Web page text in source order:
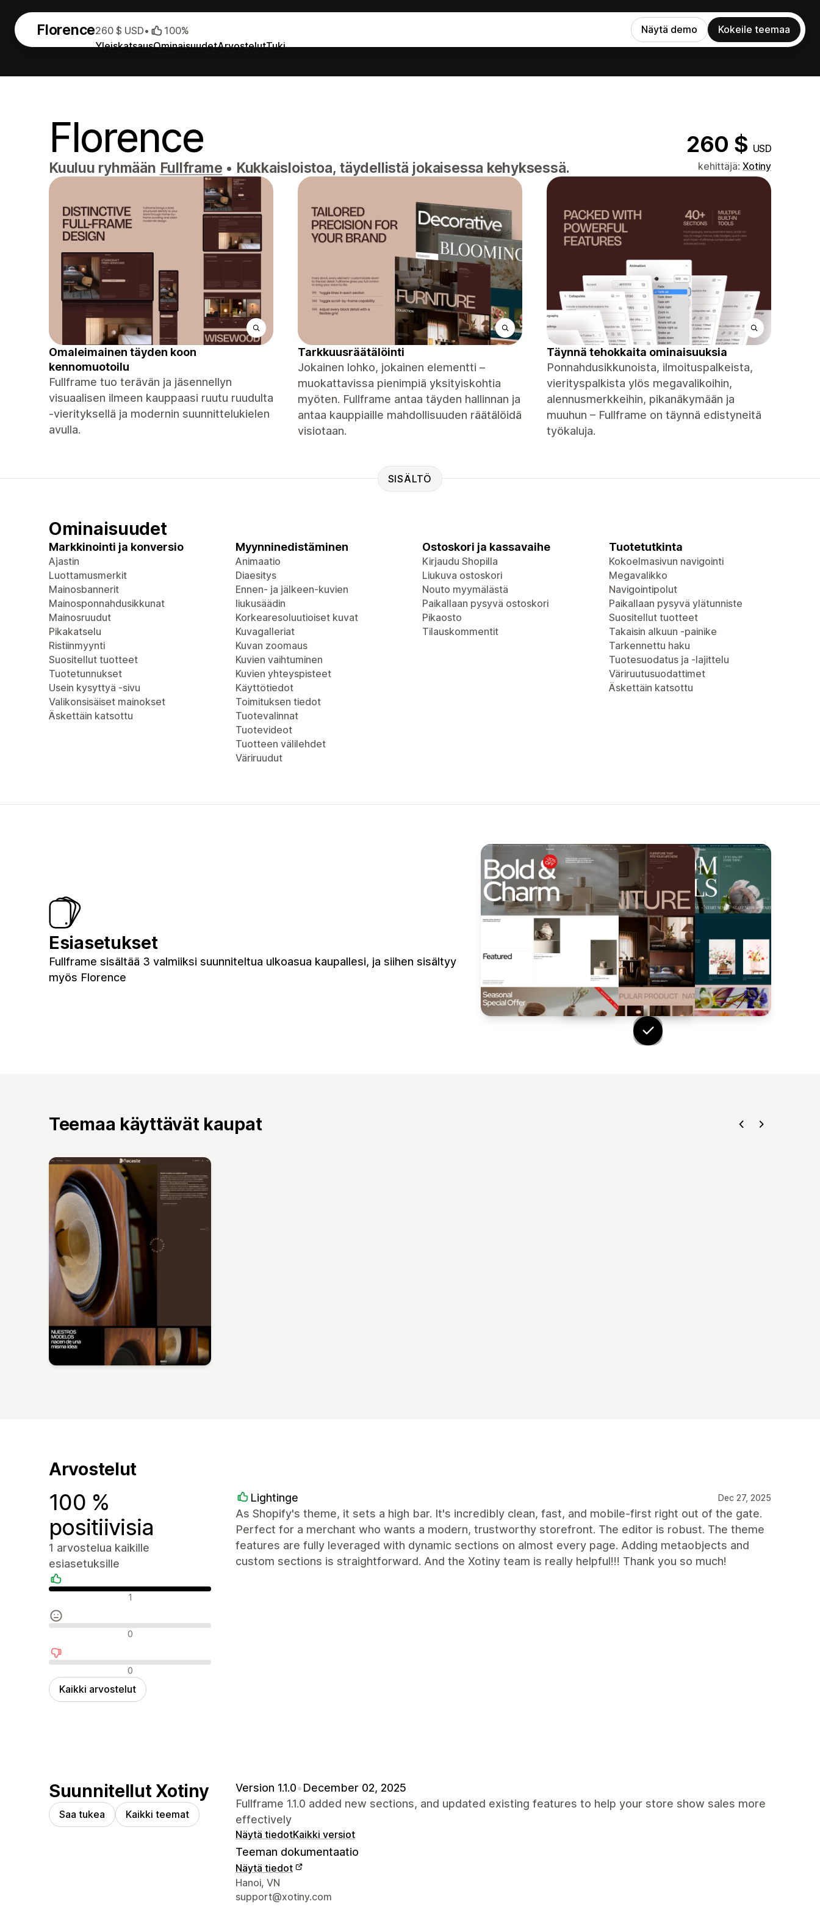
Florence
YleiskatsausOminaisuudetArvostelutTuki
260 $ USD• 100% Näytä demo Kokeile teemaa
Florence 260 $ USD
Kuuluu ryhmään Fullframe • Kukkaisloistoa, täydellistä jokaisessa kehyksessä. kehittäjä: Xotiny
Omaleimainen täyden koon
kennomuotoilu
Fullframe tuo terävän ja jäsennellyn
visuaalisen ilmeen kauppaasi ruutu ruudulta
-vierityksellä ja modernin suunnittelukielen
avulla.
Tarkkuusräätälöinti
Jokainen lohko, jokainen elementti –
muokattavissa pienimpiä yksityiskohtia
myöten. Fullframe antaa täyden hallinnan ja
antaa kauppiaille mahdollisuuden räätälöidä
visiotaan.
Täynnä tehokkaita ominaisuuksia
Ponnahdusikkunoista, ilmoituspalkeista,
vierityspalkista ylös megavalikoihin,
alennusmerkkeihin, pikanäkymään ja
muuhun – Fullframe on täynnä edistyneitä
työkaluja.
SISÄLTÖ
Ominaisuudet
Markkinointi ja konversio
Ajastin
Luottamusmerkit
Mainosbannerit
Mainosponnahdusikkunat
Mainosruudut
Pikakatselu
Ristiinmyynti
Suositellut tuotteet
Tuotetunnukset
Usein kysyttyä -sivu
Valikonsisäiset mainokset
Äskettäin katsottu
Myynninedistäminen
Animaatio
Diaesitys
Ennen- ja jälkeen-kuvien
liukusäädin
Korkearesoluutioiset kuvat
Kuvagalleriat
Kuvan zoomaus
Kuvien vaihtuminen
Kuvien yhteyspisteet
Käyttötiedot
Toimituksen tiedot
Tuotevalinnat
Tuotevideot
Tuotteen välilehdet
Väriruudut
Ostoskori ja kassavaihe
Kirjaudu Shopilla
Liukuva ostoskori
Nouto myymälästä
Paikallaan pysyvä ostoskori
Pikaosto
Tilauskommentit
Tuotetutkinta
Kokoelmasivun navigointi
Megavalikko
Navigointipolut
Paikallaan pysyvä ylätunniste
Suositellut tuotteet
Takaisin alkuun -painike
Tarkennettu haku
Tuotesuodatus ja -lajittelu
Väriruutusuodattimet
Äskettäin katsottu
Esiasetukset
Fullframe sisältää 3 valmiiksi suunniteltua ulkoasua kaupallesi, ja siihen sisältyy
myös Florence
Teemaa käyttävät kaupat
Arvostelut
100 %
positiivisia
1 arvostelua kaikille
esiasetuksille
Positiiviset arvostelut
1
Neutraalit arvostelut
0
Negatiiviset arvostelut
0
Kaikki arvostelut
Lightinge Dec 27, 2025
As Shopify's theme, it sets a high bar. It's incredibly clean, fast, and mobile-first right out of the gate.
Perfect for a merchant who wants a modern, trustworthy storefront. The editor is robust. The theme
features are fully leveraged with dynamic sections on almost every page. Adding metaobjects and
custom sections is straightforward. And the Xotiny team is really helpful!!! Thank you so much!
Suunnitellut Xotiny
Saa tukea Kaikki teemat
Version 1.1.0•December 02, 2025
Fullframe 1.1.0 added new sections, and updated existing features to help your store show sales more
effectively
Näytä tiedotKaikki versiot
Teeman dokumentaatio
Näytä tiedot
Suunnittelijan yhteystiedot
Hanoi, VN
support@xotiny.com